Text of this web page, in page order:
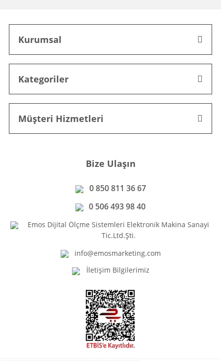
Kurumsal
Kategoriler
Müşteri Hizmetleri
Bize Ulaşın
0 850 811 36 67
0 506 493 98 40
Emos Dijital Ölçme Sistemleri Elektronik Makina Sanayi
Tic.Ltd.Şti.
info@emosmarketing.com
İletişim Bilgilerimiz